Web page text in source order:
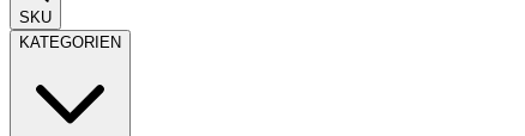
SKU
KATEGORIEN